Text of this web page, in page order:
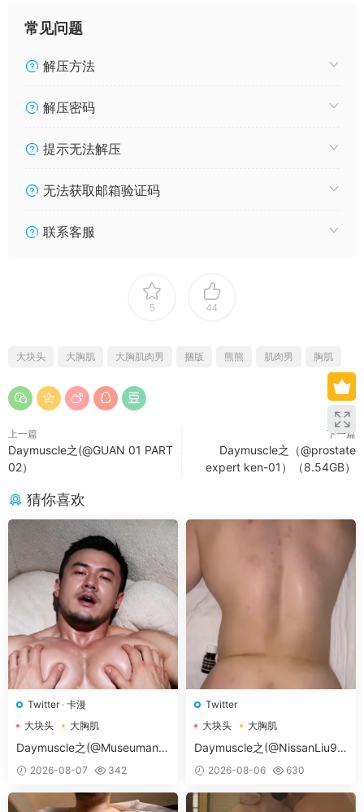
常见问题
解压方法
解压密码
提示无法解压
无法获取邮箱验证码
联系客服
5 44
大块头 大胸肌 大胸肌肉男 捆版 熊熊 肌肉男 胸肌
上一篇
Daymuscle之(@GUAN 01 PART
02）
下一篇
Daymuscle之（@prostate
expert ken-01）（8.54GB）
猜你喜欢
Twitter· 卡漫
大块头
大胸肌
大胸肌肉男
Daymuscle之(@Museumans-
@Museuman）
2026-08-07 342
Twitter
大块头
大胸肌
大胸肌肉男
Daymuscle之(@NissanLiu98
-@Nissan98）
2026-08-06 630